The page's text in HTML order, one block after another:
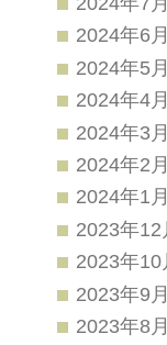
2024年6月
2024年5月
2024年4月
2024年3月
2024年2月
2024年1月
2023年12
2023年10
2023年9月
2023年8月